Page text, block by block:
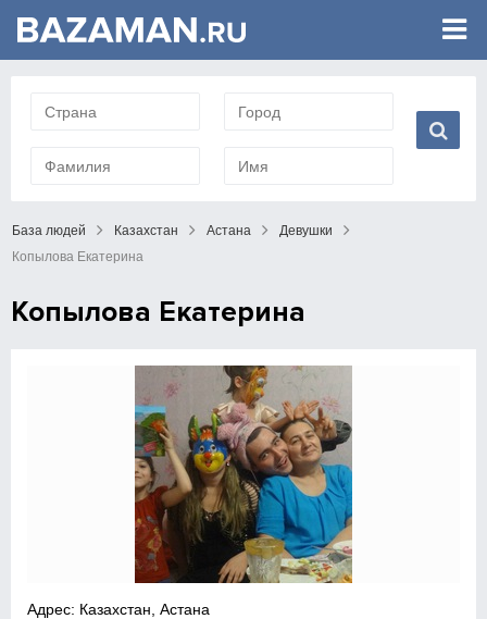
База людей Казахстан Астана
Девушки
Копылова Екатерина
Копылова Екатерина
Адрес: Казахстан, Астана